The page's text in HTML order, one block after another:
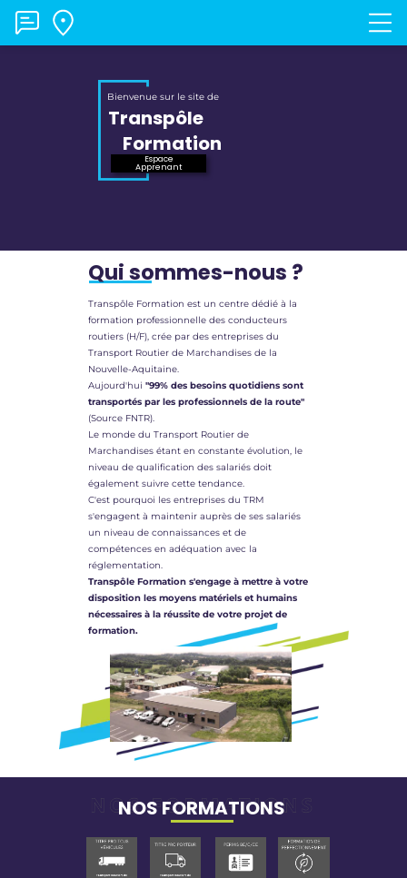
Qui sommes-nous ?
Transpôle
Formation
Transpôle Formation est un centre dédié à la
formation professionnelle des conducteurs
routiers (H/F), crée par des entreprises du
Transport Routier de Marchandises de la
Nouvelle-Aquitaine.
Aujourd'hui "99% des besoins quotidiens sont
transportés par les professionnels de la route"
(Source FNTR).
Le monde du Transport Routier de
Marchandises étant en constante évolution, le
niveau de qualification des salariés doit
également suivre cette tendance.
C'est pourquoi les entreprises du TRM
s'engagent à maintenir auprès de ses salariés
un niveau de connaissances et de
compétences en adéquation avec la
réglementation.
Transpôle Formation s'engage à mettre à votre
disposition les moyens matériels et humains
nécessaires à la réussite de votre projet de
formation.
Espace
Apprenant
Bienvenue sur le site de
NOS FORMATIONS